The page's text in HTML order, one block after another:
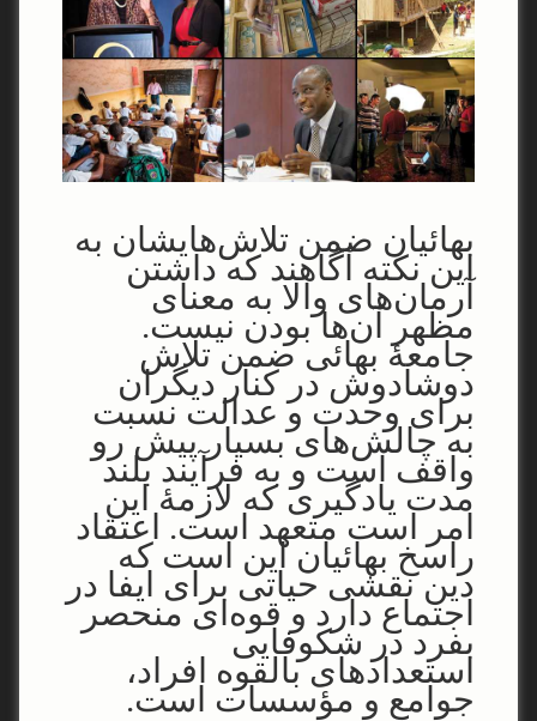
بهائیان ضمن تلاش‌هایشان به
این نکته آگاهند که داشتن
آرمان‌های والا به معنای
مظهر آن‌ها بودن نیست.
جامعۀ بهائی ضمن تلاش
دوشادوش در کنار دیگران
برای وحدت و عدالت نسبت
به چالش‌های بسیار پیش رو
واقف است و به فرآیند بلند
مدت یادگیری که لازمۀ این
امر است متعهد است. اعتقاد
راسخ بهائیان این است که
دین نقشی حیاتی برای ایفا در
اجتماع دارد و قوه‌ای منحصر
بفرد در شکوفایی
استعدادهای بالقوه افراد،
جوامع و مؤسسات است.